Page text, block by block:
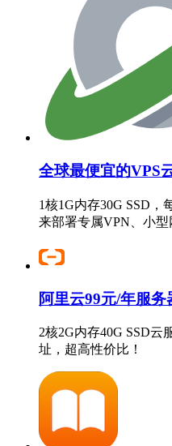
全球最便宜的VPS
1核1G内存30G SSD，
来部署专属VPN、小型
阿里云99元/年服
2核2G内存40G SSD云
址，超高性价比！